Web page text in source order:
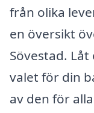
från olika
en översikt
Sövestad.
valet för din
av den för